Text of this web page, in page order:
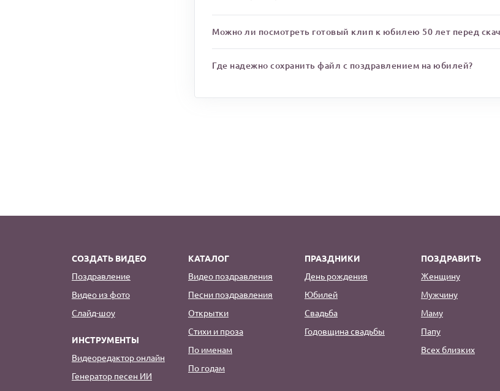
Можно ли посмотреть готовый клип к юбилею 50 лет перед
Где надежно сохранить файл с поздравлением на юбилей?
СОЗДАТЬ ВИДЕО
Поздравление
Видео из фото
Слайд-шоу
ИНСТРУМЕНТЫ
Видеоредактор онлайн
Генератор песен ИИ
КАТАЛОГ
Видео поздравления
Песни поздравления
Открытки
Стихи и проза
По именам
По годам
ПРАЗДНИКИ
День рождения
Юбилей
Свадьба
Годовщина свадьбы
ПОЗДРАВИТЬ
Женщину
Мужчину
Маму
Папу
Всех близких